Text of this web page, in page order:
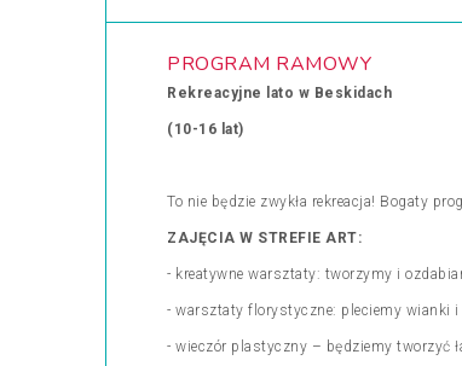
PROGRAM RAMOWY
Rekreacyjne lato w Beskidach
(10-16 lat)
To nie będzie zwykła rekreacja! Bogaty
ZAJĘCIA W STREFIE ART:
- kreatywne warsztaty: tworzymy i
- warsztaty florystyczne: pleciemy wianki
- wieczór plastyczny – będziemy tworzyć